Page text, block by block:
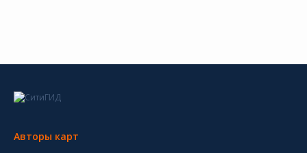
Авторы карт